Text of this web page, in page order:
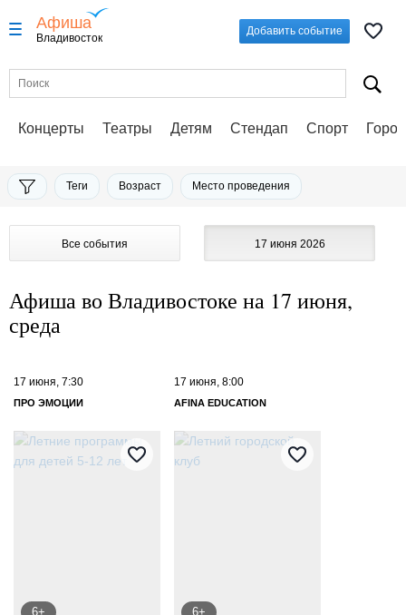
Афиша
Владивосток
Добавить событие
Концерты Театры Детям Стендап Спорт
Теги Возраст Место проведения
Все события 17 июня 2026
Афиша во Владивостоке на 17 июня,
среда
17 июня, 7:30
ПРО ЭМОЦИИ
6+
17 июня, 8:00
AFINA EDUCATION
6+